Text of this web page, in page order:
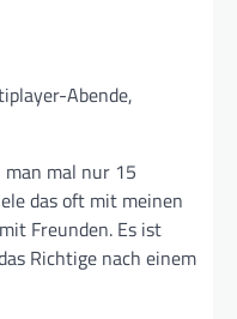
Abende,
man mal nur 15
das oft mit meinen
Freunden. Es ist
Richtige nach einem